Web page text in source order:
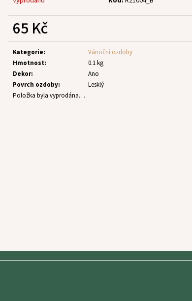
65 Kč
Měrná
cena:
Kategorie:
Vánoční ozdoby
Hmotnost:
0.1 kg
Dekor:
Ano
Povrch ozdoby:
Lesklý
Položka byla vyprodána…